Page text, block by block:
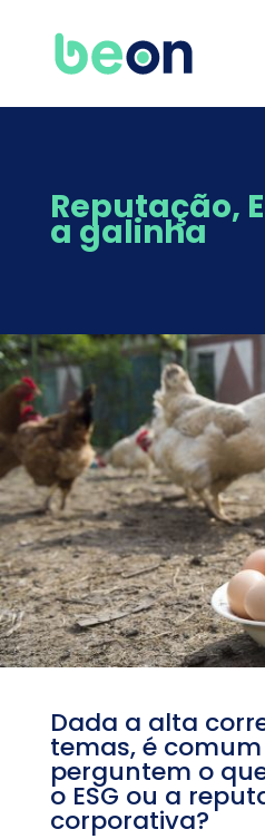
Reputação,
a galinha
Dada a alta
temas, é
perguntem o
o ESG ou a
corporativa?